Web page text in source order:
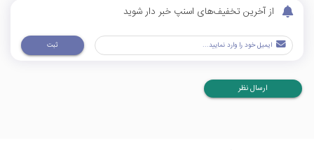
از آخرین تخفیف‌های اسنپ خبر دار شوید
ثبت
ارسال نظر